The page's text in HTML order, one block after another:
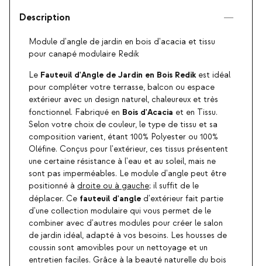
Description
Module d'angle de jardin en bois d'acacia et tissu
pour canapé modulaire Redik
Le Fauteuil d'Angle de Jardin en Bois Redikest idéal
pour compléter votre terrasse, balcon ou espace
extérieur avec un design naturel, chaleureux et très
fonctionnel. Fabriqué en Bois d'Acacia et en Tissu.
Selon votre choix de couleur, le type de tissu et sa
composition varient, étant 100% Polyester ou 100%
Oléfine. Conçus pour l'extérieur, ces tissus présentent
une certaine résistance à l'eau et au soleil, mais ne
sont pas imperméables. Le module d'angle peut être
positionné à droite ou à gauche; il suffit de le
déplacer. Ce fauteuil d'angle d'extérieur fait partie
d'une collection modulaire qui vous permet de le
combiner avec d'autres modules pour créer le salon
de jardin idéal, adapté à vos besoins. Les housses de
coussin sont amovibles pour un nettoyage et un
entretien faciles. Grâce à la beauté naturelle du bois